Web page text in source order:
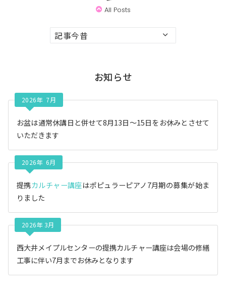
All Posts
お知らせ
2026年 7月
お盆は通常休講日と併せて8月13日〜15日をお休みとさせて
いただきます
2026年 6月
提携カルチャー講座はポピュラーピアノ7月期の募集が始ま
りました
2026年 3月
西大井メイプルセンターの提携カルチャー講座は会場の修繕
工事に伴い7月までお休みとなります